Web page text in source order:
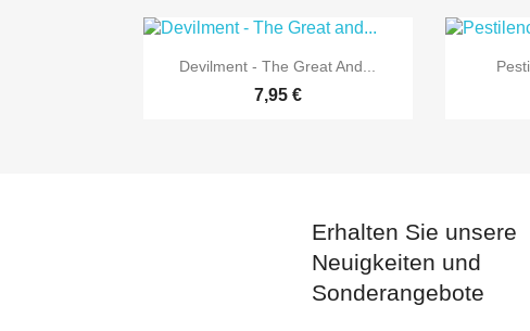
 Vorschau
Devilment - The Great And...
7,95 €
Erhalten Sie unsere
Neuigkeiten und
Sonderangebote